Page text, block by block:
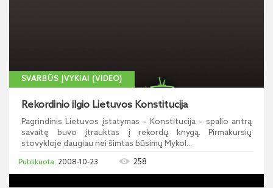
SVARBŪS ĮVYKIAI (VIDEO)
Rekordinio ilgio Lietuvos Konstitucija
Pagrindinis Lietuvos įstatymas – Konstitucija – spalio antrą
savaitę buvo įtrauktas į rekordų knygą. Pirmakursių
stovykloje daugiau nei šimtas būsimų Mykol...
2008-10-23 258